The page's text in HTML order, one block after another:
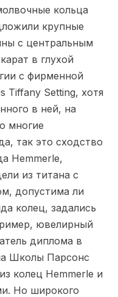
кольца
крупные
с центральным
в глухой
с фирменной
Tiffany Setting, хотя
в ней, на
многие
так это сходство
Hemmerle,
из титана с
допустима ли
колец, задались
ювелирный
диплома в
Школы Парсонс
колец Hemmerle и
Но широкого